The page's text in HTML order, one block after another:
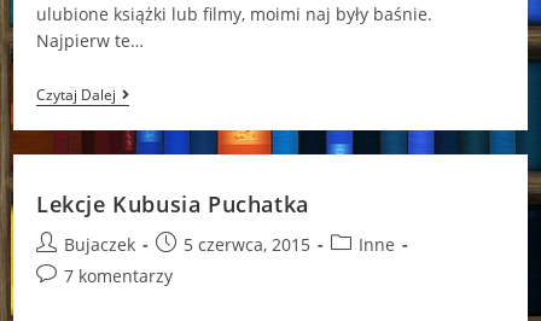
ulubione książki lub filmy, moimi naj były baśnie.
Najpierw te…
Czytaj DalejKopciuszek
XX
Wieku
Lekcje Kubusia Puchatka
Post
author:
Bujaczek
Post
published:
5 czerwca, 2015
PostInne
Post7 komentarzy